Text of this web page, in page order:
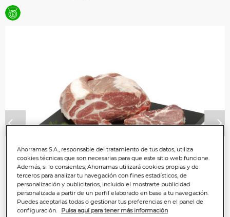
Anterior
Ahorramas S.A., responsable del tratamiento de tus datos, utiliza
cookies técnicas que son necesarias para que este sitio web funcione.
Además, si lo consientes, Ahorramas utilizará cookies propias y de
terceros para analizar tu navegación con fines estadísticos, de
personalización y publicitarios, incluido el mostrarte publicidad
personalizada a partir de un perfil elaborado en base a tu navegación.
Puedes aceptarlas todas o gestionar tus preferencias en el panel de
configuración.
Pulsa aquí para tener más información